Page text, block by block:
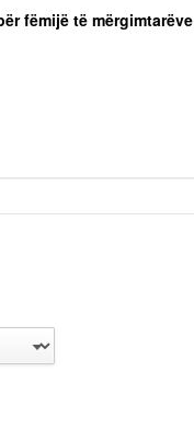
fëmijë të mërgimtarëve